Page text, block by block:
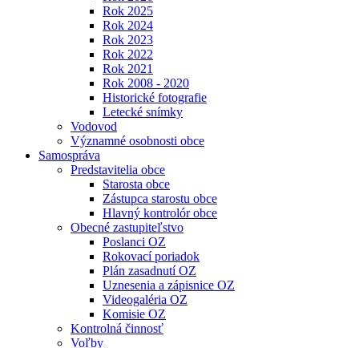
Rok 2025
Rok 2024
Rok 2023
Rok 2022
Rok 2021
Rok 2008 - 2020
Historické fotografie
Letecké snímky
Vodovod
Významné osobnosti obce
Samospráva
Predstavitelia obce
Starosta obce
Zástupca starostu obce
Hlavný kontrolór obce
Obecné zastupiteľstvo
Poslanci OZ
Rokovací poriadok
Plán zasadnutí OZ
Uznesenia a zápisnice OZ
Videogaléria OZ
Komisie OZ
Kontrolná činnosť
Voľby